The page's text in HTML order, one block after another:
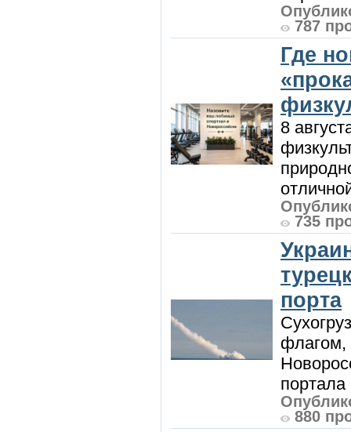
787
Где
8
735
порта
флагом,
880